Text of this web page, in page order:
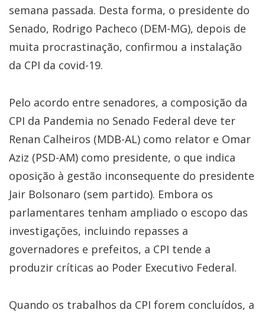
semana passada. Desta forma, o presidente do
Senado, Rodrigo Pacheco (DEM-MG), depois de
muita procrastinação, confirmou a instalação
da CPI da covid-19.
Pelo acordo entre senadores, a composição da
CPI da Pandemia no Senado Federal deve ter
Renan Calheiros (MDB-AL) como relator e Omar
Aziz (PSD-AM) como presidente, o que indica
oposição à gestão inconsequente do presidente
Jair Bolsonaro (sem partido). Embora os
parlamentares tenham ampliado o escopo das
investigações, incluindo repasses a
governadores e prefeitos, a CPI tende a
produzir críticas ao Poder Executivo Federal.
Quando os trabalhos da CPI forem concluídos, a